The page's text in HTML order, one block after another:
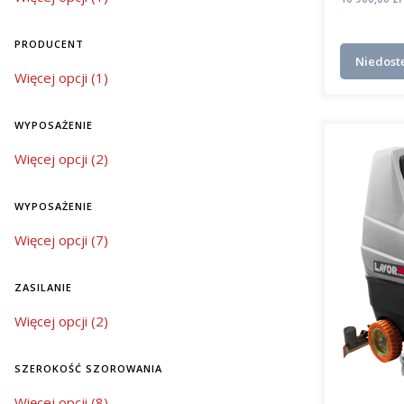
PRODUCENT
Producent
Więcej opcji (1)
WYPOSAŻENIE
wyposażenie
Więcej opcji (2)
WYPOSAŻENIE
wyposażenie
Więcej opcji (7)
ZASILANIE
zasilanie
Więcej opcji (2)
SZEROKOŚĆ SZOROWANIA